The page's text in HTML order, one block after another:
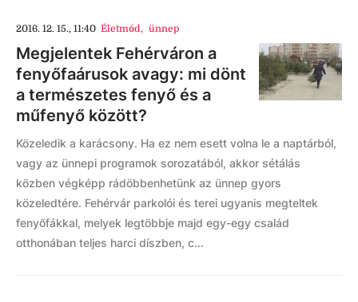
2016. 12. 15., 11:40 Életmód, ünnep
Megjelentek Fehérváron a
fenyőfaárusok avagy: mi dönt
a természetes fenyő és a
műfenyő között?
Közeledik a karácsony. Ha ez nem esett volna le a naptárból,
vagy az ünnepi programok sorozatából, akkor sétálás
közben végképp rádöbbenhetünk az ünnep gyors
közeledtére. Fehérvár parkolói és terei ugyanis megteltek
fenyőfákkal, melyek legtöbbje majd egy-egy család
otthonában teljes harci díszben, c...